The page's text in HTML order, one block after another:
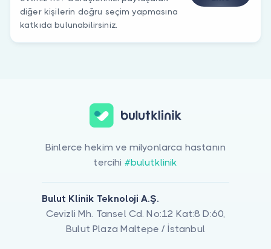
diğer kişilerin doğru seçim yapmasına
katkıda bulunabilirsiniz.
Binlerce hekim ve milyonlarca hastanın
tercihi #bulutklinik
Bulut Klinik Teknoloji A.Ş.
Cevizli Mh. Tansel Cd. No:12 Kat:8 D:60,
Bulut Plaza Maltepe / İstanbul